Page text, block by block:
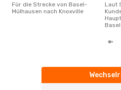
Für die Strecke von Basel-
Mülhausen nach Knoxville
Laut Suchanfragen unserer